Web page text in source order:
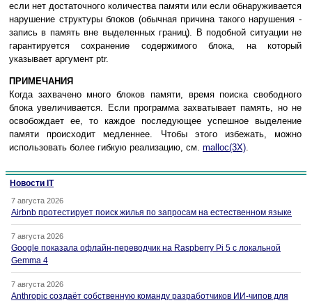
если нет достаточного количества памяти или если обнаруживается
нарушение структуры блоков (обычная причина такого нарушения -
запись в память вне выделенных границ). В подобной ситуации не
гарантируется сохранение содержимого блока, на который
указывает аргумент ptr.
ПРИМЕЧАНИЯ
Когда захвачено много блоков памяти, время поиска свободного
блока увеличивается. Если программа захватывает память, но не
освобождает ее, то каждое последующее успешное выделение
памяти происходит медленнее. Чтобы этого избежать, можно
использовать более гибкую реализацию, см. malloc(3X).
Новости IT
7 августа 2026
Airbnb протестирует поиск жилья по запросам на естественном языке
7 августа 2026
Google показала офлайн-переводчик на Raspberry Pi 5 с локальной
Gemma 4
7 августа 2026
Anthropic создаёт собственную команду разработчиков ИИ-чипов для